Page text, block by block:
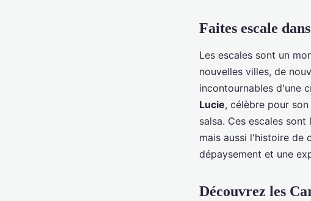
Faites escale
Les escales sont un
nouvelles villes, de
incontournables d'une
Lucie, célèbre pour
salsa. Ces escales
mais aussi l'histoire de
dépaysement et une
Découvrez les